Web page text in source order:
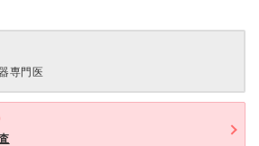
専門医